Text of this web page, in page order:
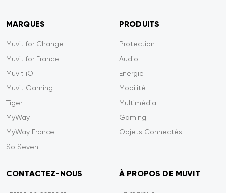
MARQUES
Muvit for Change
Muvit for France
Muvit iO
Muvit Gaming
Tiger
MyWay
MyWay France
So Seven
PRODUITS
Protection
Audio
Energie
Mobilité
Multimédia
Gaming
Objets Connectés
CONTACTEZ-NOUS À PROPOS DE MUVIT